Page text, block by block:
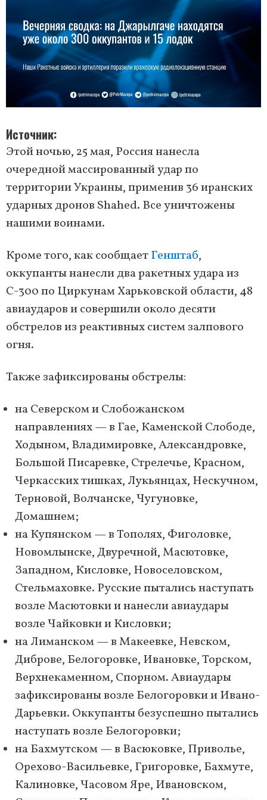
Источник
Этой ночью, 25 мая, Россия нанесла
очередной массированный удар по
территории Украины, применив 36 иранских
ударных дронов Shahed. Все уничтожены
нашими воинами.
Кроме того, как сообщаетГенштаб,
оккупанты нанесли два ракетных удара из
С-300 по Циркунам Харьковской области, 48
авиаударов и совершили около десяти
обстрелов из реактивных систем залпового
огня.
Также зафиксированы обстрелы:
на Северском и Слобожанском
направлениях — в Гае, Каменской Слободе,
Ходыном, Владимировке, Александровке,
Большой Писаревке, Стрелечье, Красном,
Черкасских тишках, Лукьянцах, Нескучном,
Терновой, Волчанске, Чугуновке,
Домашнем;
на Купянском — в Тополях, Фиголовке,
Новомлынске, Двуречной, Масютовке,
Западном, Кисловке, Новоселовском,
Стельмаховке. Русские пытались наступать
возле Масютовки и нанесли авиаудары
возле Чайковки и Кисловки;
на Лиманском — в Макеевке, Невском,
Диброве, Белогоровке, Ивановке, Торском,
Верхнекаменном, Спорном. Авиаудары
зафиксированы возле Белогоровки и Ивано-
Дарьевки. Оккупанты безуспешно пытались
наступать возле Белогоровки;
на Бахмутском — в Васюковке, Приволье,
Орехово-Васильевке, Григоровке, Бахмуте,
Калиновке, Часовом Яре, Ивановском,